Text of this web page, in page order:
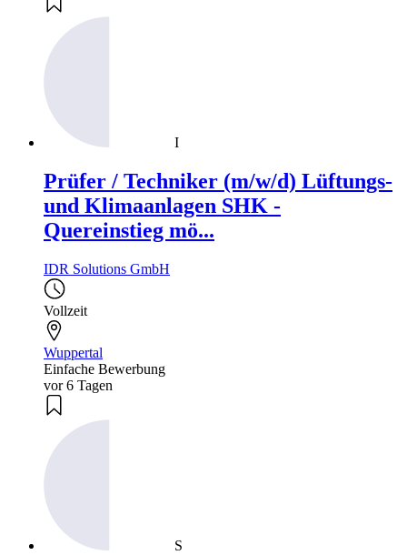
I
Prüfer / Techniker (m/w/d) Lüftungs-
und Klimaanlagen SHK -
Quereinstieg mö...
IDR Solutions GmbH
Vollzeit
Wuppertal
Einfache Bewerbung
vor 6 Tagen
S